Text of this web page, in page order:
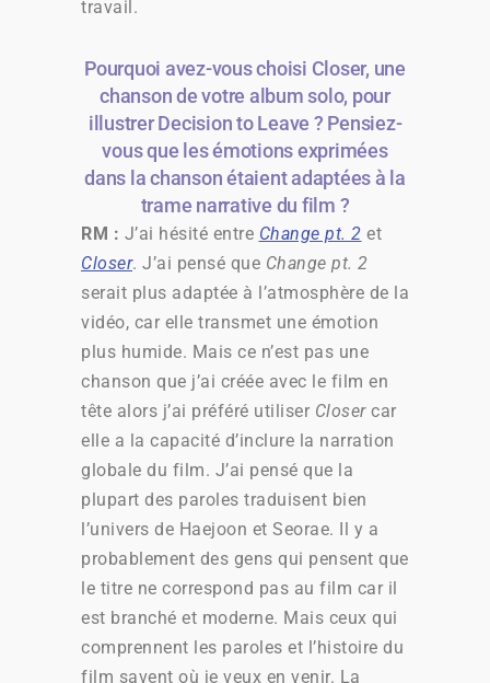
travail.
Pourquoi avez-vous choisi Closer, une
chanson de votre album solo, pour
illustrer Decision to Leave ? Pensiez-
vous que les émotions exprimées
dans la chanson étaient adaptées à la
trame narrative du film ?
RM : J’ai hésité entre Change pt. 2 et
Closer. J’ai pensé que Change pt. 2
serait plus adaptée à l’atmosphère de la
vidéo, car elle transmet une émotion
plus humide. Mais ce n’est pas une
chanson que j’ai créée avec le film en
tête alors j’ai préféré utiliser Closercar
elle a la capacité d’inclure la narration
globale du film. J’ai pensé que la
plupart des paroles traduisent bien
l’univers de Haejoon et Seorae. Il y a
probablement des gens qui pensent que
le titre ne correspond pas au film car il
est branché et moderne. Mais ceux qui
comprennent les paroles et l’histoire du
film savent où je veux en venir. La